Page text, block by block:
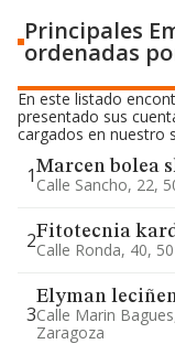
Principales
ordenadas
En este listado
presentado sus
cargados en nuestro
1Marcen bolea
Calle Sancho, 22,
2Fitotecnia
Calle Ronda, 40,
3
Elyman
Calle Marin
Zaragoza